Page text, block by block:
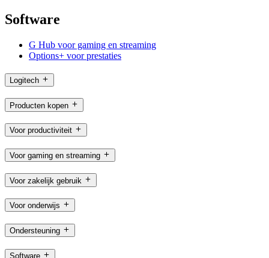
Software
G Hub voor gaming en streaming
Options+ voor prestaties
Logitech
Producten kopen
Voor productiviteit
Voor gaming en streaming
Voor zakelijk gebruik
Voor onderwijs
Ondersteuning
Software